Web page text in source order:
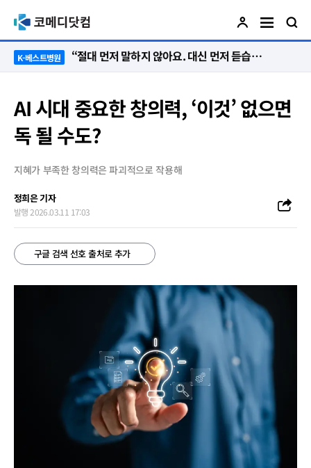
K-베스트병원 “절대 먼저 말하지 않아요. 대신 먼저 듣습니다”
AI 시대 중요한 창의력, ‘이것’ 없으면
독 될 수도?
지혜가 부족한 창의력은 파괴적으로 작용해
정희은 기자
발행 2026.03.11 17:03
구글 검색 선호 출처로 추가